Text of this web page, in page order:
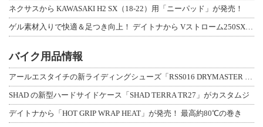
ネクサスから KAWASAKI H2 SX（18-22）用「ニーパッド」が発売！
ゲル素材入りで快適＆足つき向上！ デイトナから Vストローム250SX用「快適ロ
バイク用品情報
アールエスタイチの新ライディングシューズ「RSS016 DRYMASTER スト
SHAD の新型ハードサイドケース「SHAD TERRA TR27」がカスタムジ
デイトナから「HOT GRIP WRAP HEAT」が発売！ 最高約80℃の巻き